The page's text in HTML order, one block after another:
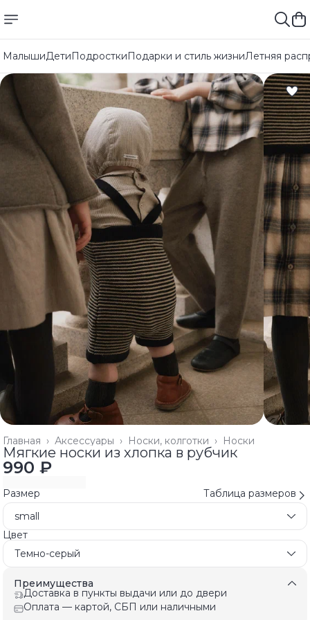
МалышиДетиПодросткиПодарки и стиль жизниЛетняя
Носки
Носки, колготки ›
Аксессуары ›
Главная ›
Мягкие носки из хлопка в рубчик
990 ₽
Размер
Таблица размеров
small
Цвет
Темно-серый
Преимущества
Доставка в пункты выдачи или до двери
Оплата — картой, СБП или наличными